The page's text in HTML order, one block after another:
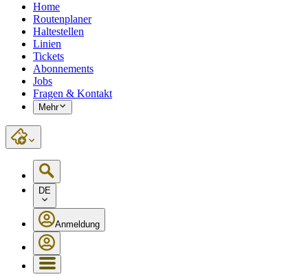
Home
Routenplaner
Haltestellen
Linien
Tickets
Abonnements
Jobs
Fragen & Kontakt
Mehr
DE
Anmeldung